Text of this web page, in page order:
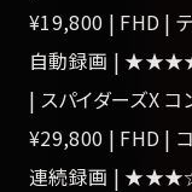
¥19,800 | FHD |
自動録画 |
| スパイダーズX コ
¥29,800 | FHD |
連続録画 |